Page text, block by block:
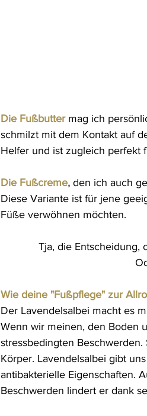
Die Fußbutter mag ich
schmilzt mit dem Kontakt auf
Helfer und ist zugleich perfekt
Die Fußcreme, den ich auch
Diese Variante ist für jene
Füße verwöhnen möchten.
Tja, die Entscheidung,
Wie deine "Fußpflege" zur
Der Lavendelsalbei macht es
Wenn wir meinen, den Boden
stressbedingten
Körper. Lavendelsalbei gibt
antibakterielle Eigenschaften.
Beschwerden lindert er dank